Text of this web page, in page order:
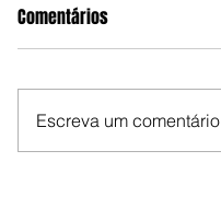
Comentários
Escreva um comentário